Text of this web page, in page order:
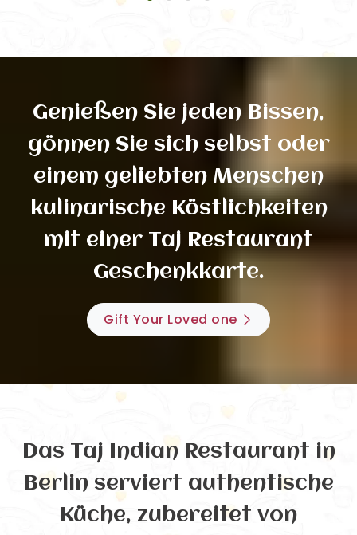
Genießen Sie jeden Bissen,
gönnen Sie sich selbst oder
einem geliebten Menschen
kulinarische Köstlichkeiten
mit einer Taj Restaurant
Geschenkkarte.
Gift Your Loved one
Das Taj Indian Restaurant in
Berlin serviert authentische
Küche, zubereitet von